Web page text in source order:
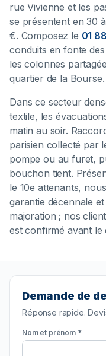
rue Vivienne et les
se présentent en 30
€. Composez le 01
conduits en fonte
les colonnes
quartier de la Bourse.
Dans ce secteur
textile, les
matin au soir.
parisien collecté par
pompe ou au furet,
bouchon tient.
le 10e attenants,
garantie décennale
majoration ; nos
est confirmé avant le
Demande de
Réponse rapide.
Nom et prénom *